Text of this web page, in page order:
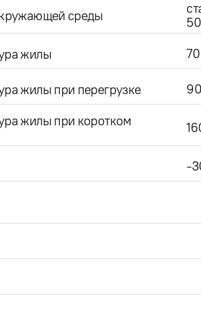
среды
жилы 70
жилы при перегрузке 90
жилы при коротком
-